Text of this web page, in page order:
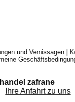
und Vernissagen
zafrane
Ihre Anfahrt zu uns